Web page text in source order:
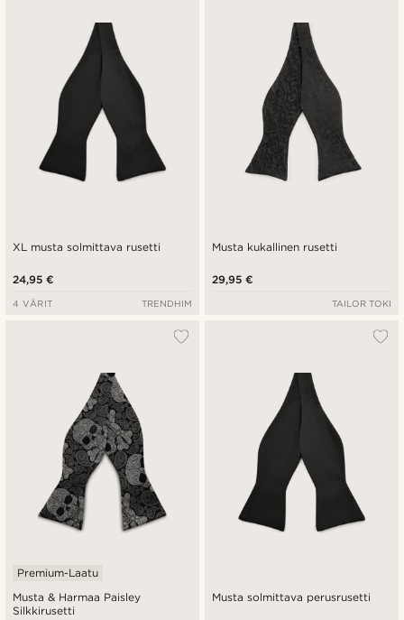
XL musta solmittava rusetti
24,95 €
4 VÄRIT TRENDHIM
Musta kukallinen rusetti
29,95 €
TAILOR TOKI
Musta & Harmaa Paisley
Silkkirusetti
Premium-Laatu
Musta solmittava perusrusetti